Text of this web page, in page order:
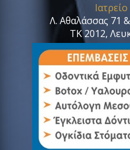
Ιατρείο
Λ. Αθαλάσσας 71
ΤΚ 2012,